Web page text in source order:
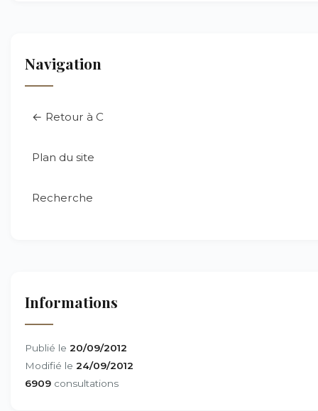
Navigation
← Retour à C
Plan du site
Recherche
Informations
Publié le 20/09/2012
Modifié le 24/09/2012
6909 consultations